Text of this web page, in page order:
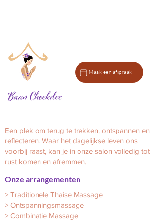
Een plek om terug te trekken, ontspannen en
reflecteren. Waar het dagelijkse leven ons
voorbij raast, kan je in onze salon volledig tot
rust komen en afremmen.
Maak een afspraak
Onze arrangementen
> Traditionele Thaise Massage
> Ontspanningsmassage
> Combinatie Massage